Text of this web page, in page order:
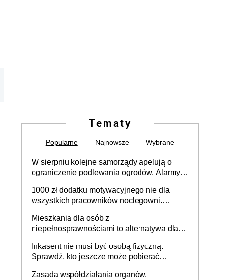
Tematy
Popularne Najnowsze Wybrane
W sierpniu kolejne samorządy apelują o
ograniczenie podlewania ogrodów. Alarmy w
może objąć cały kraj
1000 zł dodatku motywacyjnego nie dla
wszystkich pracowników noclegowni.
Mieszkania dla osób z
niepełnosprawnościami to alternatywa dla
samodzielnie lub z rodziną
Inkasent nie musi być osobą fizyczną.
Sprawdź, kto jeszcze może pobierać
Zasada współdziałania organów.